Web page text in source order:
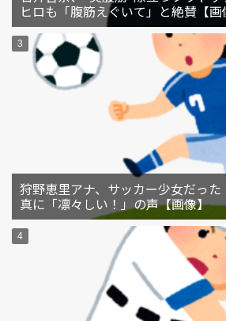
ヒロも「腹筋えぐいて」と絶賛【画
狩野恵里アナ、サッカー少女だっ
真に「凛々しい！」の声【画像】